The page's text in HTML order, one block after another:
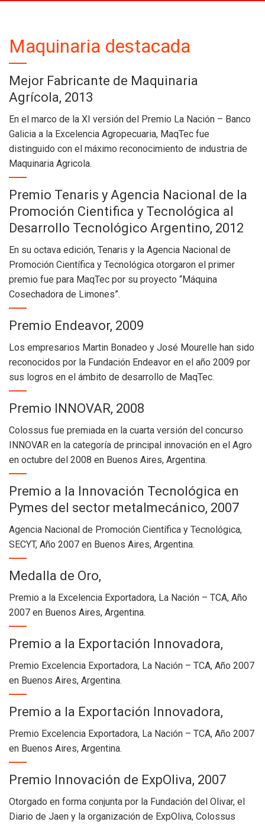
Maquinaria destacada
Mejor Fabricante de Maquinaria
Agrícola, 2013
En el marco de la XI versión del Premio La Nación – Banco
Galicia a la Excelencia Agropecuaria, MaqTec fue
distinguido con el máximo reconocimiento de industria de
Maquinaria Agricola.
Premio Tenaris y Agencia Nacional de la
Promoción Cientifica y Tecnológica al
Desarrollo Tecnológico Argentino, 2012
En su octava edición, Tenaris y la Agencia Nacional de
Promoción Científica y Tecnológica otorgaron el primer
premio fue para MaqTec por su proyecto “Máquina
Cosechadora de Limones”.
Premio Endeavor, 2009
Los empresarios Martin Bonadeo y José Mourelle han sido
reconocidos por la Fundación Endeavor en el año 2009 por
sus logros en el ámbito de desarrollo de MaqTec.
Premio INNOVAR, 2008
Colossus fue premiada en la cuarta versión del concurso
INNOVAR en la categoría de principal innovación en el Agro
en octubre del 2008 en Buenos Aires, Argentina.
Premio a la Innovación Tecnológica en
Pymes del sector metalmecánico, 2007
Agencia Nacional de Promoción Científica y Tecnológica,
SECYT, Año 2007 en Buenos Aires, Argentina.
Medalla de Oro,
Premio a la Excelencia Exportadora, La Nación – TCA, Año
2007 en Buenos Aires, Argentina.
Premio a la Exportación Innovadora,
Premio Excelencia Exportadora, La Nación – TCA, Año 2007
en Buenos Aires, Argentina.
Premio a la Exportación Innovadora,
Premio Excelencia Exportadora, La Nación – TCA, Año 2007
en Buenos Aires, Argentina.
Premio Innovación de ExpOliva, 2007
Otorgado en forma conjunta por la Fundación del Olivar, el
Diario de Jaen y la organización de ExpOliva, Colossus